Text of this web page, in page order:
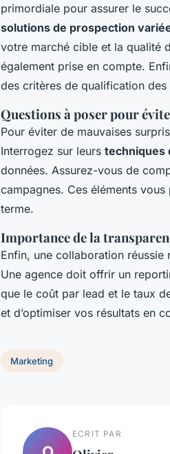
primordiale pour assurer le
solutions de prospection
votre marché cible et la qualité
également prise en compte.
des critères de qualification
Questions à poser pour
Pour éviter de mauvaises
Interrogez sur leurs techniques
données. Assurez-vous de
campagnes. Ces éléments
terme.
Importance de la
Enfin, une collaboration réussie
Une agence doit offrir un
que le coût par lead et le taux
et d’optimiser vos résultats en
Marketing
ECRIT PAR